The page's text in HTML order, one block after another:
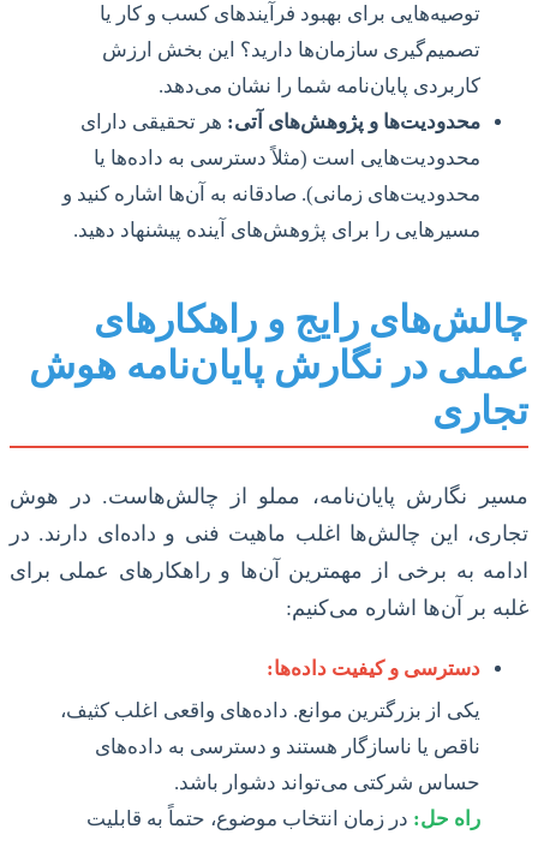
توصیه‌هایی برای بهبود فرآیندهای کسب و کار یا
تصمیم‌گیری سازمان‌ها دارید؟ این بخش ارزش
کاربردی پایان‌نامه شما را نشان می‌دهد.
محدودیت‌ها و پژوهش‌های آتی: هر تحقیقی دارای
محدودیت‌هایی است (مثلاً دسترسی به داده‌ها یا
محدودیت‌های زمانی). صادقانه به آن‌ها اشاره کنید و
مسیرهایی را برای پژوهش‌های آینده پیشنهاد دهید.
چالش‌های رایج و راهکارهای
عملی در نگارش پایان‌نامه هوش
تجاری
مسیر نگارش پایان‌نامه، مملو از چالش‌هاست. در هوش
تجاری، این چالش‌ها اغلب ماهیت فنی و داده‌ای دارند. در
ادامه به برخی از مهمترین آن‌ها و راهکارهای عملی برای
غلبه بر آن‌ها اشاره می‌کنیم:
دسترسی و کیفیت داده‌ها:
یکی از بزرگترین موانع. داده‌های واقعی اغلب کثیف،
ناقص یا ناسازگار هستند و دسترسی به داده‌های
حساس شرکتی می‌تواند دشوار باشد.
راه حل: در زمان انتخاب موضوع، حتماً به قابلیت